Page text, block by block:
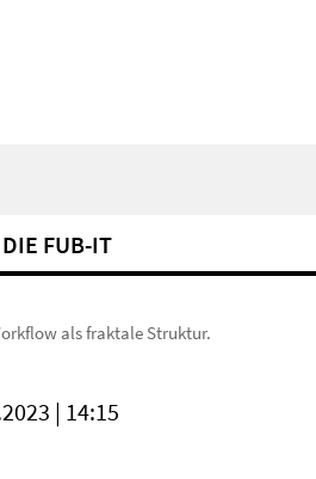
DIE FUB-IT
als fraktale Struktur.
| 14:15